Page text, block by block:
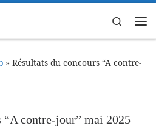
Search
» Résultats du concours “A contre-
“A contre-jour” mai 2025